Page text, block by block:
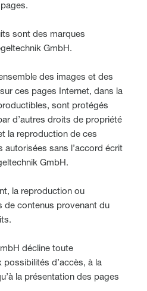
sont des marques
GmbH.
des images et des
ces pages Internet, dans la
sont protégés
d’autres droits de propriété
la reproduction de ces
autorisées sans l’accord écrit
GmbH.
la reproduction ou
de contenus provenant du
décline toute
d’accès, à la
la présentation des pages